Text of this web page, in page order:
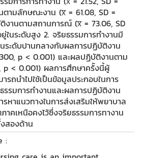
ามลักษณะงาน (x̅ = 61.08, SD =
งานตามสถานการณ์ (x̅ = 73.06, SD
ในระดับสูง 2. จริยธรรมการทำงานมี
ระดับปานกลางกับผลการปฏิบัติงาน
p < 0.001) และผลปฏิบัติงานตาม
< 0.001) ผลการศึกษาคร้ังนี้ผู้
รถนำไปใช้เป็นข้อมูลประกอบในการ
รมการทำงานและผลการปฏิบัติงาน
หาแนวทางในการส่งเสริมให้พยาบาล
าคเหนือคงไว้ซึ่งจริยธรรมการทางาน
สองด้าน
: